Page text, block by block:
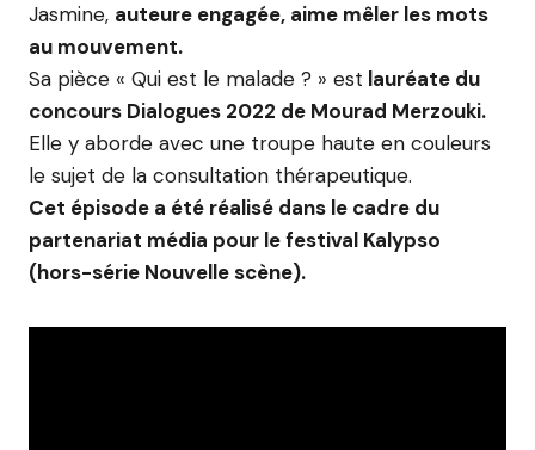
Jasmine, auteure engagée, aime mêler les mots
au mouvement.
Sa pièce « Qui est le malade ? » est lauréate du
concours Dialogues 2022 de Mourad Merzouki.
Elle y aborde avec une troupe haute en couleurs
le sujet de la consultation thérapeutique.
Cet épisode a été réalisé dans le cadre du
partenariat média pour le festival Kalypso
(hors-série Nouvelle scène).